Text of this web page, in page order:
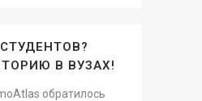
В ВУЗАХ!
обратилось